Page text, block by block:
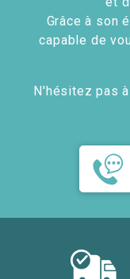
Grâce à son
capable de
N'hésitez pas